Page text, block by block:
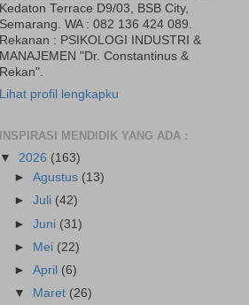
Kedaton Terrace D9/03, BSB City,
Semarang. WA : 082 136 424 089.
Rekanan : PSIKOLOGI INDUSTRI &
MANAJEMEN "Dr. Constantinus &
Rekan".
Lihat profil lengkapku
INSPIRASI MENDIDIK YANG ADA :
▼ 2026 (163)
►Agustus (13)
►Juli (42)
►Juni (31)
► Mei (22)
►April (6)
▼
Maret (26)